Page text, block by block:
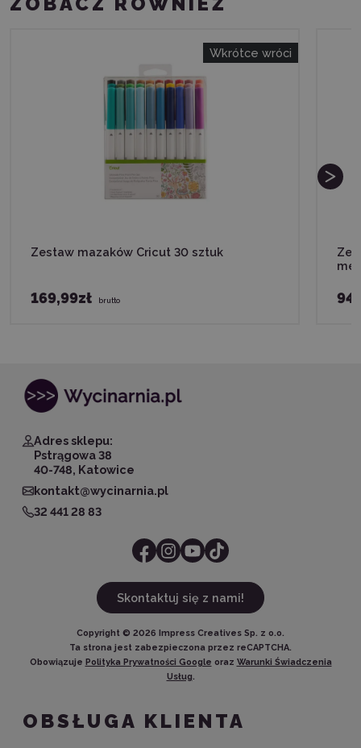
Wkrótce wróci
Zestaw mazaków Cricut 30 sztuk
169,99zł brutto
Adres sklepu:
Pstrągowa 38
40-748, Katowice
kontakt@wycinarnia.pl
32 441 28 83
Skontaktuj się z nami!
Copyright © 2026 Impress Creatives Sp. z o.o.
Ta strona jest zabezpieczona przez reCAPTCHA.
Obowiązuje Polityka Prywatności Google oraz Warunki Świadczenia
Usług.
OBSŁUGA KLIENTA